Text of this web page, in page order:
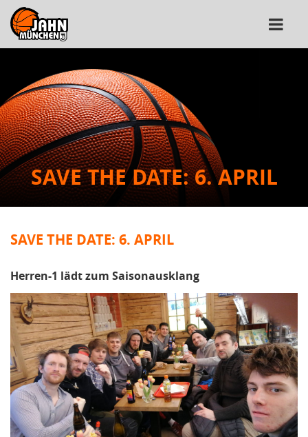
SAVE THE DATE: 6. APRIL
SAVE THE DATE: 6. APRIL
Herren-1 lädt zum Saisonausklang